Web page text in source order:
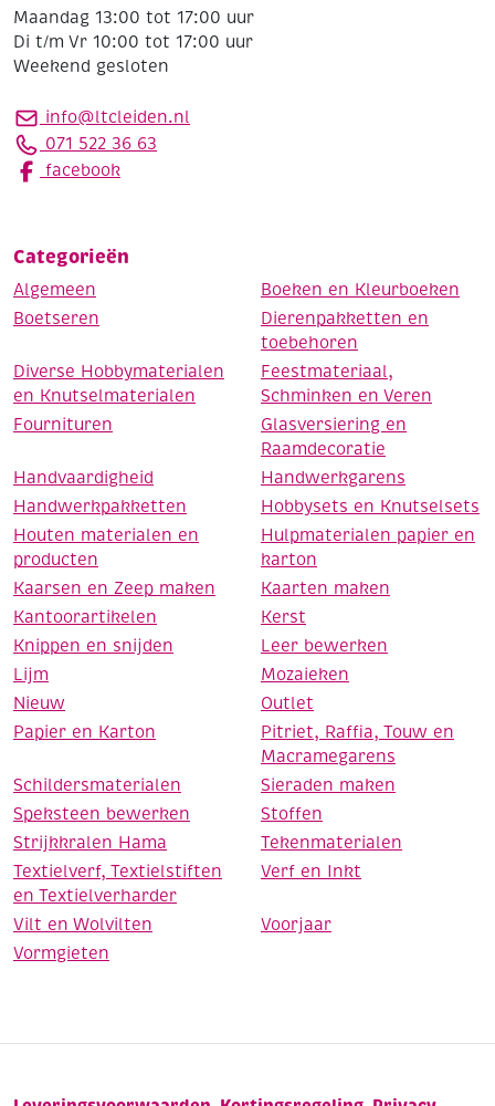
Maandag 13:00 tot 17:00 uur
Di t/m Vr 10:00 tot 17:00 uur
Weekend gesloten
info@ltcleiden.nl
071 522 36 63
facebook
Categorieën
Algemeen
Boeken en Kleurboeken
Boetseren
Dierenpakketten en
toebehoren
Diverse Hobbymaterialen
en Knutselmaterialen
Feestmateriaal,
Schminken en Veren
Fournituren
Glasversiering en
Raamdecoratie
Handvaardigheid
Handwerkgarens
Handwerkpakketten
Hobbysets en Knutselsets
Houten materialen en
producten
Hulpmaterialen papier en
karton
Kaarsen en Zeep maken
Kaarten maken
Kantoorartikelen
Kerst
Knippen en snijden
Leer bewerken
Lijm
Mozaieken
Nieuw
Outlet
Papier en Karton
Pitriet, Raffia, Touw en
Macramegarens
Schildersmaterialen
Sieraden maken
Speksteen bewerken
Stoffen
Strijkkralen Hama
Tekenmaterialen
Textielverf, Textielstiften
en Textielverharder
Verf en Inkt
Vilt en Wolvilten
Voorjaar
Vormgieten